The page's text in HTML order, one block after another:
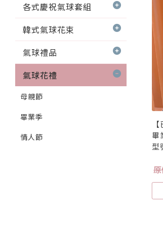
各式慶祝氣球套組
韓式氣球花束
氣球禮品
氣球花禮
母親節
畢業季
情人節
畢